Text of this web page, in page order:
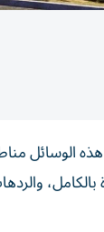
الوسائل